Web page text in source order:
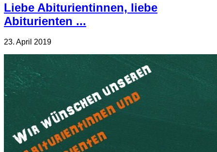
Liebe Abiturientinnen, liebe
Abiturienten ...
23. April 2019